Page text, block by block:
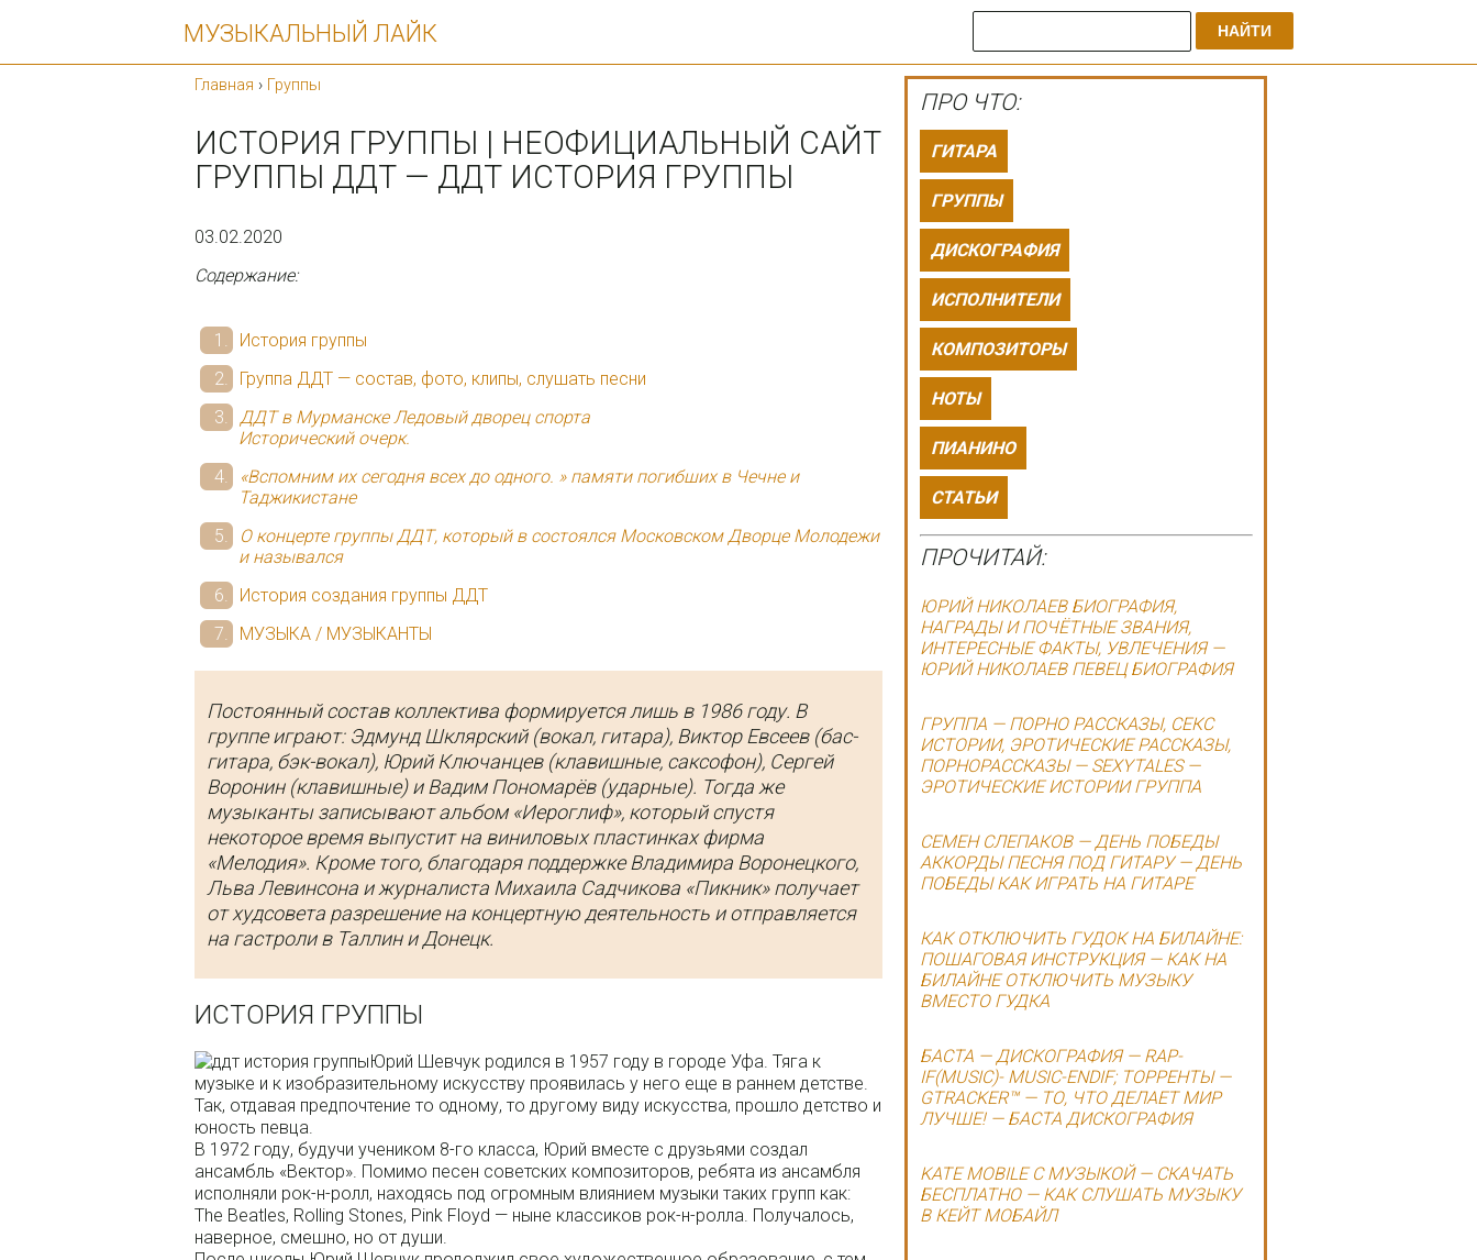
МУЗЫКАЛЬНЫЙ ЛАЙК НАЙТИ
Главная › Группы
ИСТОРИЯ ГРУППЫ | НЕОФИЦИАЛЬНЫЙ САЙТ
ГРУППЫ ДДТ — ДДТ ИСТОРИЯ ГРУППЫ
03.02.2020
Содержание:
История группы
Группа ДДТ — состав, фото, клипы, слушать песни
ДДТ в Мурманске Ледовый дворец спорта
Исторический очерк.
«Вспомним их сегодня всех до одного. » памяти погибших в Чечне и
Таджикистане
О концерте группы ДДТ, который в состоялся Московском Дворце Молодежи
и назывался
История создания группы ДДТ
МУЗЫКА / МУЗЫКАНТЫ
Постоянный состав коллектива формируется лишь в 1986 году. В
группе играют: Эдмунд Шклярский (вокал, гитара), Виктор Евсеев (бас-
гитара, бэк-вокал), Юрий Ключанцев (клавишные, саксофон), Сергей
Воронин (клавишные) и Вадим Пономарёв (ударные). Тогда же
музыканты записывают альбом «Иероглиф», который спустя
некоторое время выпустит на виниловых пластинках фирма
«Мелодия». Кроме того, благодаря поддержке Владимира Воронецкого,
Льва Левинсона и журналиста Михаила Садчикова «Пикник» получает
от худсовета разрешение на концертную деятельность и отправляется
на гастроли в Таллин и Донецк.
ИСТОРИЯ ГРУППЫ
Юрий Шевчук родился в 1957 году в городе Уфа. Тяга к
музыке и к изобразительному искусству проявилась у него еще в раннем детстве.
Так, отдавая предпочтение то одному, то другому виду искусства, прошло детство и
юность певца.
В 1972 году, будучи учеником 8-го класса, Юрий вместе с друзьями создал
ансамбль «Вектор». Помимо песен советских композиторов, ребята из ансамбля
исполняли рок-н-ролл, находясь под огромным влиянием музыки таких групп как:
The Beatles, Rolling Stones, Pink Floyd — ныне классиков рок-н-ролла. Получалось,
наверное, смешно, но от души.
ПРО ЧТО:
ГИТАРА
ГРУППЫ
ДИСКОГРАФИЯ
ИСПОЛНИТЕЛИ
КОМПОЗИТОРЫ
НОТЫ
ПИАНИНО
СТАТЬИ
ПРОЧИТАЙ:
ЮРИЙ НИКОЛАЕВ БИОГРАФИЯ,
НАГРАДЫ И ПОЧЁТНЫЕ ЗВАНИЯ,
ИНТЕРЕСНЫЕ ФАКТЫ, УВЛЕЧЕНИЯ —
ЮРИЙ НИКОЛАЕВ ПЕВЕЦ БИОГРАФИЯ
ГРУППА — ПОРНО РАССКАЗЫ, СЕКС
ИСТОРИИ, ЭРОТИЧЕСКИЕ РАССКАЗЫ,
ПОРНОРАССКАЗЫ — SEXYTALES —
ЭРОТИЧЕСКИЕ ИСТОРИИ ГРУППА
СЕМЕН СЛЕПАКОВ — ДЕНЬ ПОБЕДЫ
АККОРДЫ ПЕСНЯ ПОД ГИТАРУ — ДЕНЬ
ПОБЕДЫ КАК ИГРАТЬ НА ГИТАРЕ
КАК ОТКЛЮЧИТЬ ГУДОК НА БИЛАЙНЕ:
ПОШАГОВАЯ ИНСТРУКЦИЯ — КАК НА
БИЛАЙНЕ ОТКЛЮЧИТЬ МУЗЫКУ
ВМЕСТО ГУДКА
БАСТА — ДИСКОГРАФИЯ — RAP-
IF(MUSIC)- MUSIC-ENDIF; ТОРРЕНТЫ —
GTRACKER™ — ТО, ЧТО ДЕЛАЕТ МИР
ЛУЧШЕ! — БАСТА ДИСКОГРАФИЯ
KATE MOBILE С МУЗЫКОЙ — СКАЧАТЬ
БЕСПЛАТНО — КАК СЛУШАТЬ МУЗЫКУ
В КЕЙТ МОБАЙЛ